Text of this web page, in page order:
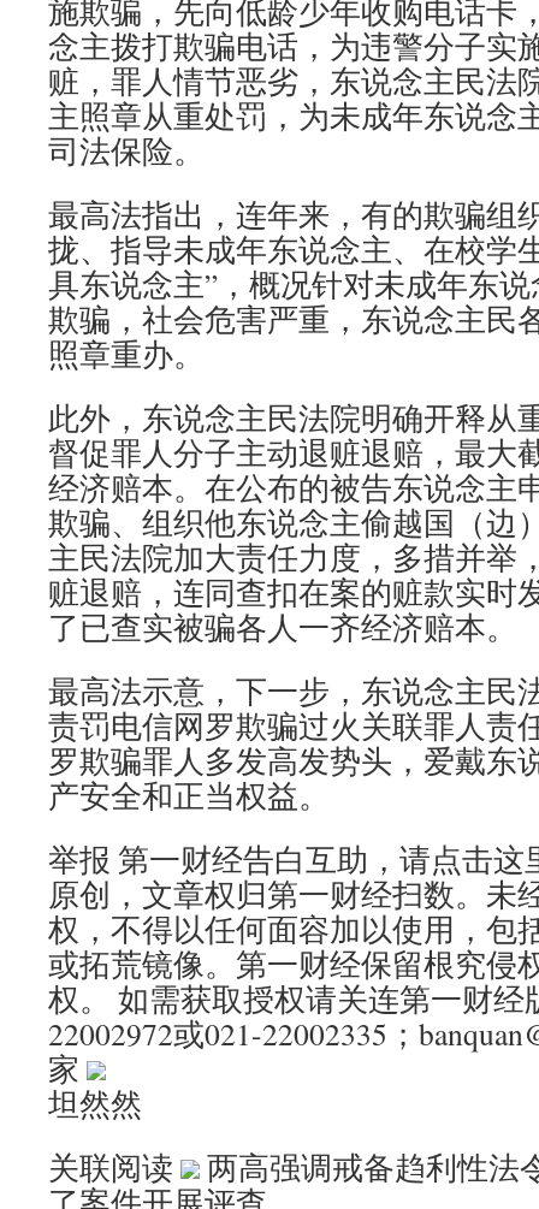
施欺骗，先向低龄少年收购电话卡
念主拨打欺骗电话，为违警分子实
赃，罪人情节恶劣，东说念主民法
主照章从重处罚，为未成年东说念
司法保险。
最高法指出，连年来，有的欺骗组
拢、指导未成年东说念主、在校学
具东说念主”，概况针对未成年东
欺骗，社会危害严重，东说念主民
照章重办。
此外，东说念主民法院明确开释从
督促罪人分子主动退赃退赔，最大
经济赔本。在公布的被告东说念主
欺骗、组织他东说念主偷越国（边
主民法院加大责任力度，多措并举
赃退赔，连同查扣在案的赃款实时
了已查实被骗各人一齐经济赔本。
最高法示意，下一步，东说念主民
责罚电信网罗欺骗过火关联罪人责
罗欺骗罪人多发高发势头，爱戴东
产安全和正当权益。
举报 第一财经告白互助，请点击
原创，文章权归第一财经扫数。未
权，不得以任何面容加以使用，包
或拓荒镜像。第一财经保留根究侵
权。 如需获取授权请关连第一财经
22002972或021-22002335；
家
坦然然
关联阅读
两高强调戒备趋利性法